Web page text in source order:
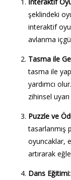
şeklindeki
interaktif
avlanma
Tasma ile
tasma ile
yardımcı
zihinsel
Puzzle ve
tasarlanmış
oyuncaklar,
artırarak
Dans Eğitimi: